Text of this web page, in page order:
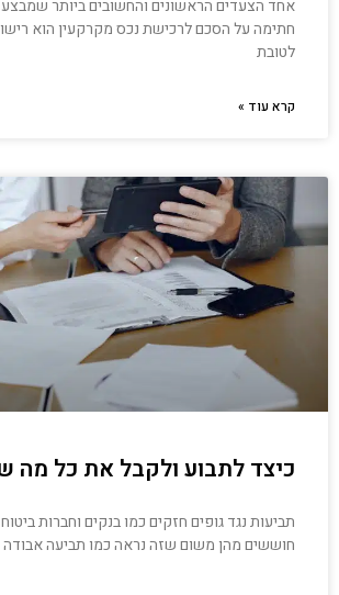
אחד הצעדים הראשונים והחשובים ביותר שמבצע
חתימה על הסכם לרכישת נכס מקרקעין הוא
לטובת
קרא עוד »
כיצד לתבוע ולקבל את כל מה
תביעות נגד גופים חזקים כמו בנקים וחברות
חוששים מהן משום שזה נראה כמו תביעה